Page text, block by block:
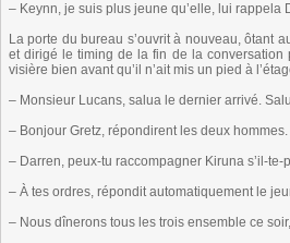
– Keynn, je suis plus jeune qu’elle, lui rappela
La porte du bureau s’ouvrit à nouveau, ôtant
et dirigé le timing de la fin de la conversation
visière bien avant qu’il n’ait mis un pied à
– Monsieur Lucans, salua le dernier arrivé.
– Bonjour Gretz, répondirent les deux hommes.
– Darren, peux-tu raccompagner Kiruna s’il-
– À tes ordres, répondit automatiquement le
– Nous dînerons tous les trois ensemble ce